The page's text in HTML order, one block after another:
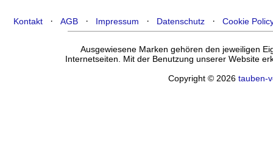
Kontakt ·AGB · Impressum · Datenschutz ·Cookie
Ausgewiesene Marken gehören den jeweiligen
Internetseiten. Mit der Benutzung unserer Website
Copyright © 2026tauben-